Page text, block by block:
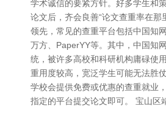
学术诚信的要紧方针。好多学生和
论文后，齐会良善“论文查重率在那
领先，常见的查重平台包括中国知
万方、PaperYY等。其中，中国知
统，被许多高校和科研机构庸碌使
重用度较高，宽泛学生可能无法胜
学校会提供免费或优惠的查重就业
指定的平台提交论文即可。 宝山区